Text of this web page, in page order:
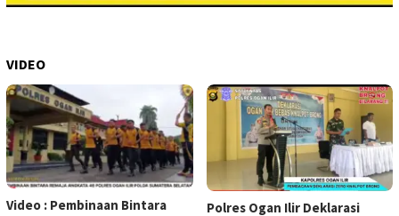
VIDEO
Video : Pembinaan Bintara
Polres Ogan Ilir Deklarasi